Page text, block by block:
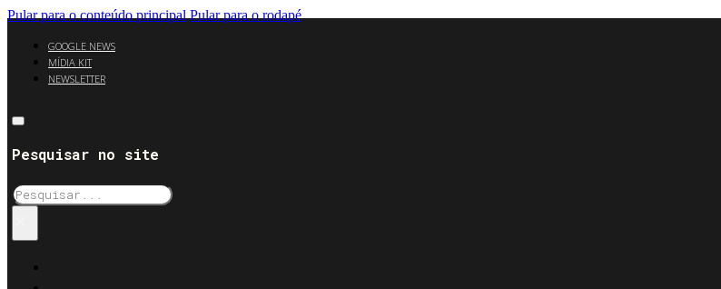
Pular para o conteúdo principal Pular para o rodapé
GOOGLE NEWS
MÍDIA KIT
NEWSLETTER
Pesquisar no site
Pesquisar